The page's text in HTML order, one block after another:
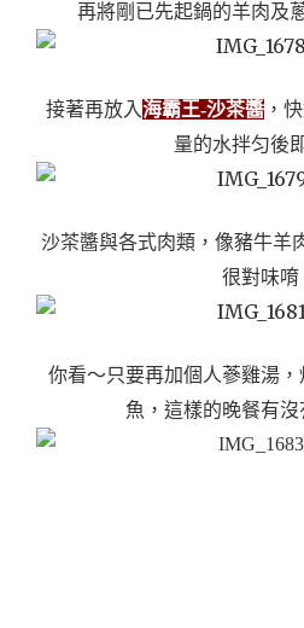
再將剛已先起鍋的羊肉及
接著再放入海霸王-沙茶醬，
量的水拌匀後
沙茶醬與各式肉類，像豬牛羊
很對味唷
你看～只要再加個人蔘雞湯
魚，這樣的晚餐有沒